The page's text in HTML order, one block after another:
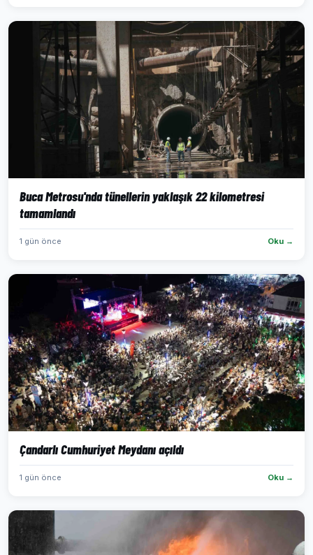
Buca Metrosu'nda tünellerin yaklaşık 22 kilometresi
tamamlandı
1 gün önce Oku →
Çandarlı Cumhuriyet Meydanı açıldı
1 gün önce Oku →